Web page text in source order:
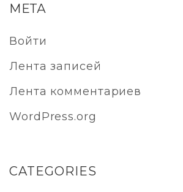
МЕТА
Войти
Лента записей
Лента комментариев
WordPress.org
CATEGORIES